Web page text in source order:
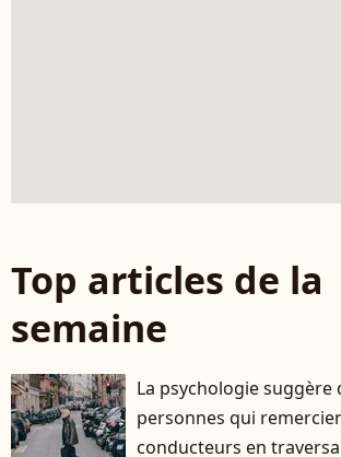
Top articles de la
semaine
La psychologie suggère
personnes qui
conducteurs en